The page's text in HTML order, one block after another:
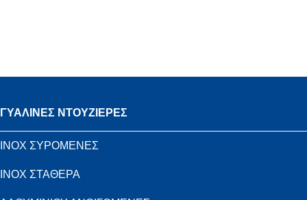
ΓΥΑΛΙΝΕΣ ΝΤΟΥΖΙΕΡΕΣ
INOX ΣΥΡΟΜΕΝΕΣ
INOX ΣΤΑΘΕΡΑ